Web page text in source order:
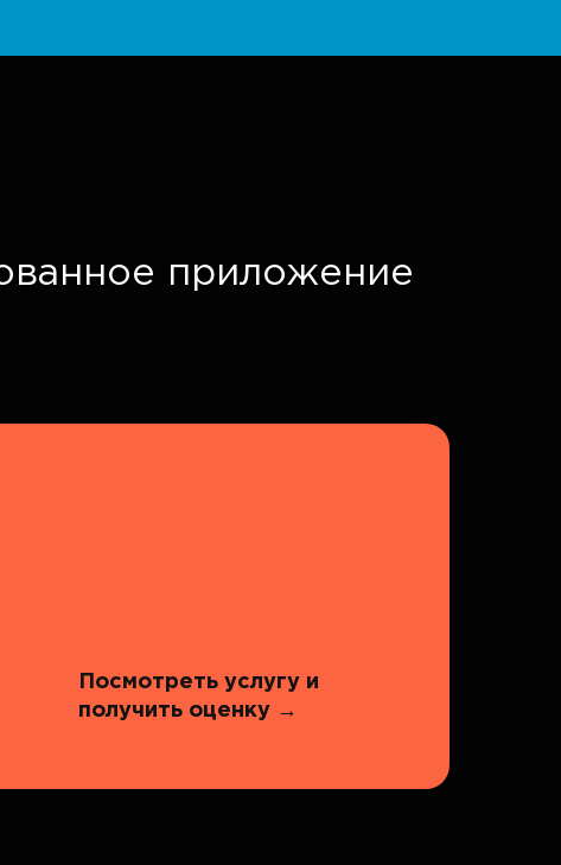
приложение
Посмотреть услугу и
получить оценку →